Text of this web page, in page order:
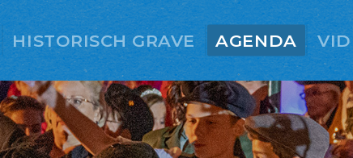
HISTORISCH GRAVE AGENDA